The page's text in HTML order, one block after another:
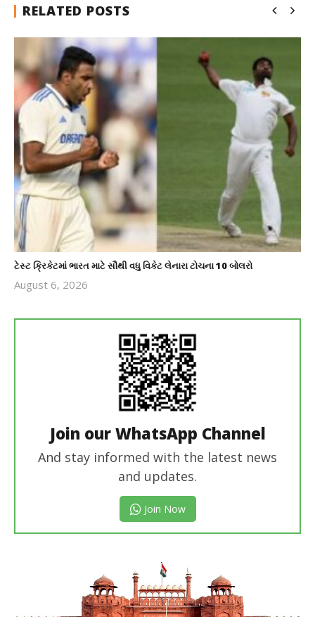
RELATED POSTS
ટેસ્ટ ક્રિકેટમાં ભારત માટે સૌથી વધુ વિકેટ લેનારા ટોચના 10 બોલરો
August 6, 2026
Join our WhatsApp Channel
And stay informed with the latest news
and updates.
Join Now